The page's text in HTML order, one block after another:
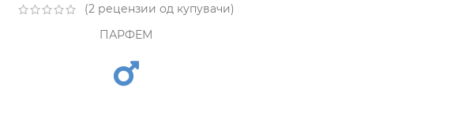
(2рецензии од купувачи)
ПАРФЕМ